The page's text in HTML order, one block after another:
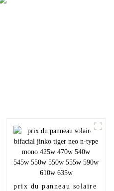
prix du panneau solaire